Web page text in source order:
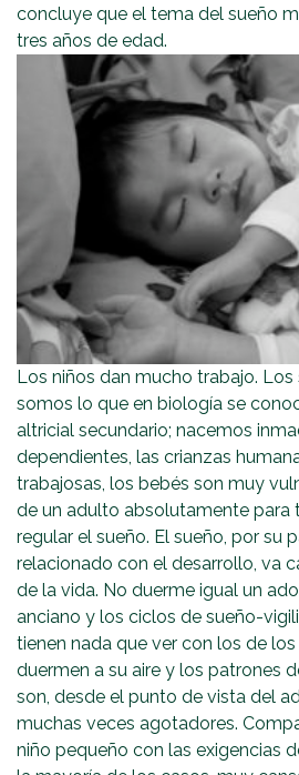
concluye que el tema del sueño
tres años de edad.
Los niños dan mucho trabajo. Los
somos lo que en biología se
altricial secundario; nacemos
dependientes, las crianzas
trabajosas, los bebés son muy
de un adulto absolutamente para
regular el sueño. El sueño, por su
relacionado con el desarrollo, va
de la vida. No duerme igual un
anciano y los ciclos de sueño-
tienen nada que ver con los de
duermen a su aire y los patrones
son, desde el punto de vista del
muchas veces agotadores.
niño pequeño con las exigencias